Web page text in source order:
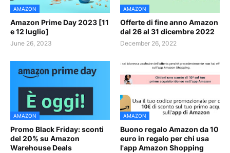
AMAZON
Amazon Prime Day 2023 [11
e 12 luglio]
June 26, 2023
AMAZON
Offerte di fine anno Amazon
dal 26 al 31 dicembre 2022
December 26, 2022
AMAZON
Promo Black Friday: sconti
del 20% su Amazon
Warehouse Deals
AMAZON
Buono regalo Amazon da 10
euro in regalo per chi usa
l'app Amazon Shopping